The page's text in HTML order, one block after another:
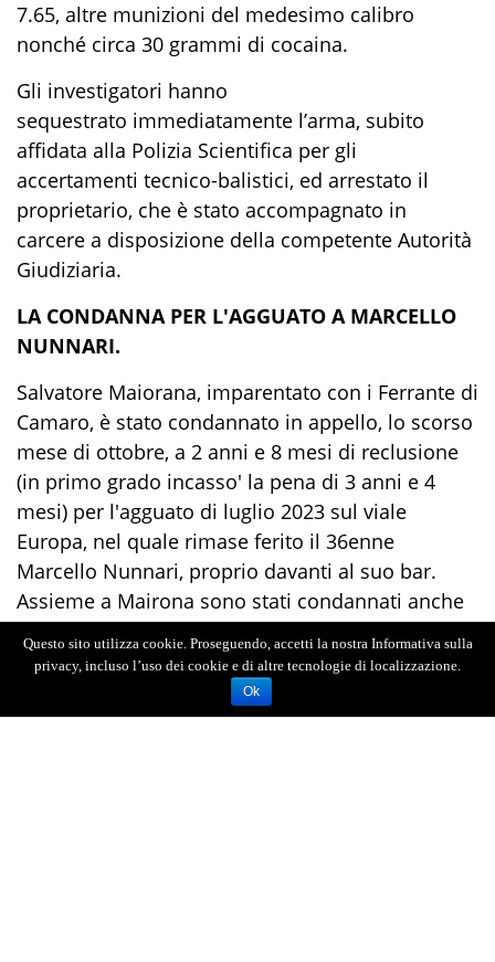
7.65, altre munizioni del medesimo calibro
nonché circa 30 grammi di cocaina.
Gli investigatori hanno
sequestrato immediatamente l’arma, subito
affidata alla Polizia Scientifica per gli
accertamenti tecnico-balistici, ed arrestato il
proprietario, che è stato accompagnato in
carcere a disposizione della competente Autorità
Giudiziaria.
LA CONDANNA PER L'AGGUATO A MARCELLO
NUNNARI.
Salvatore Maiorana, imparentato con i Ferrante di
Camaro, è stato condannato in appello, lo scorso
mese di ottobre, a 2 anni e 8 mesi di reclusione
(in primo grado incasso' la pena di 3 anni e 4
mesi) per l'agguato di luglio 2023 sul viale
Europa, nel quale rimase ferito il 36enne
Marcello Nunnari, proprio davanti al suo bar.
Assieme a Mairona sono stati condannati anche
Questo sito utilizza cookie. Proseguendo, accetti la nostra Informativa sulla
privacy, incluso l’uso dei cookie e di altre tecnologie di localizzazione.
Ok